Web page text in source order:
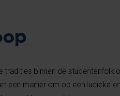
tradities binnen de
een manier om op een ludieke en